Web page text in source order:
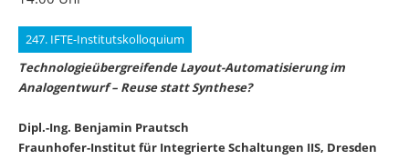
247. IFTE-Institutskolloquium
Technologieübergreifende Layout-Automatisierung im
Analogentwurf – Reuse statt Synthese?
Dipl.-Ing. Benjamin Prautsch
Fraunhofer-Institut für Integrierte Schaltungen IIS, Dresden